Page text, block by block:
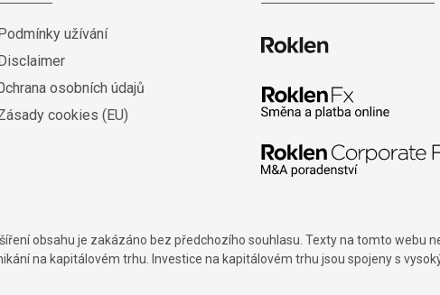
užívání
osobních údajů
cookies (EU)
obsahu je zakázáno bez předchozího souhlasu. Texty na tomto webu
na kapitálovém trhu. Investice na kapitálovém trhu jsou spojeny s